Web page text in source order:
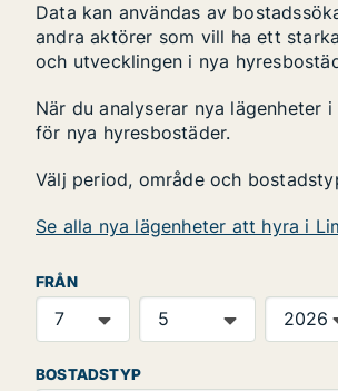
Data kan användas av
andra aktörer som vill ha ett
och utvecklingen i nya
När du analyserar nya lägenheter
för nya hyresbostäder.
Välj period, område och
Se alla nya lägenheter att hyra i
FRÅN
BOSTADSTYP